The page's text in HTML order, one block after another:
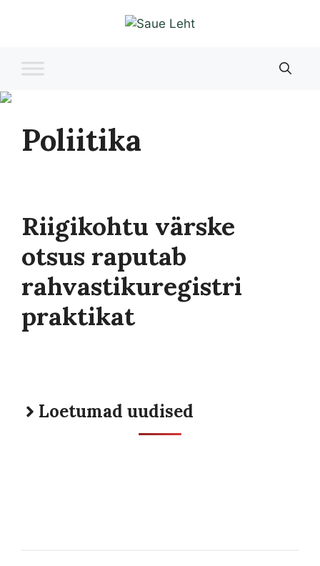
Poliitika
Riigikohtu värske
otsus raputab
rahvastikuregistri
praktikat
Loetumad uudised